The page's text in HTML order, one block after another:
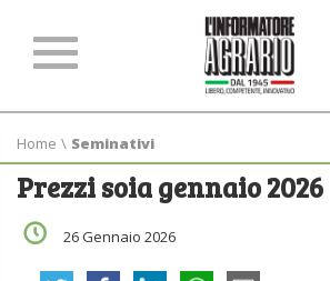
Home \ Seminativi
Prezzi soia gennaio 2026
26 Gennaio 2026